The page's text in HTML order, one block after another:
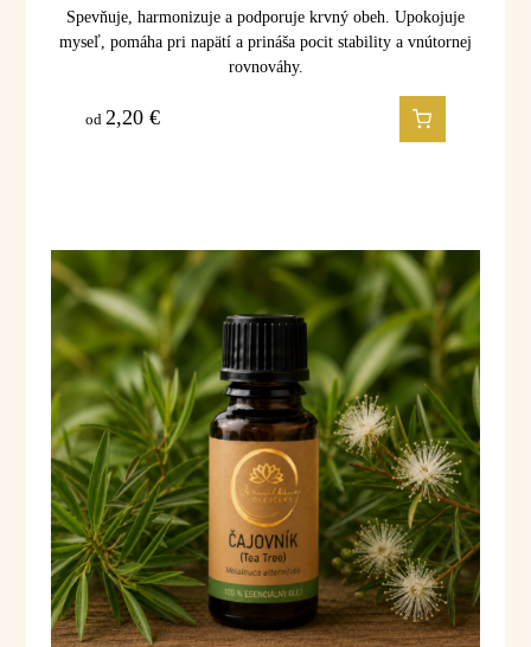
Spevňuje, harmonizuje a podporuje krvný obeh. Upokojuje
myseľ, pomáha pri napätí a prináša pocit stability a vnútornej
rovnováhy.
od 2,20€